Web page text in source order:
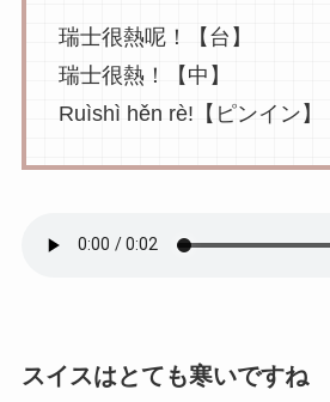
瑞士很熱呢！【台】
瑞士很熱！【中】
Ruìshì hěn rè!【ピンイン】
スイスはとても寒いですね